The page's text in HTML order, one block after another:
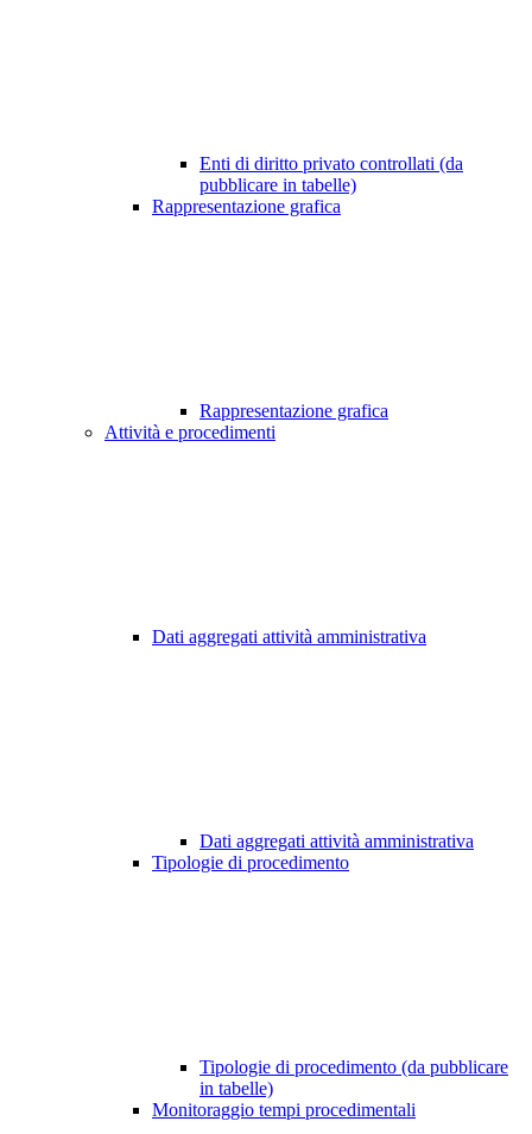
Enti di diritto privato controllati (da
pubblicare in tabelle)
Rappresentazione grafica
Rappresentazione grafica
Attività e procedimenti
Dati aggregati attività amministrativa
Dati aggregati attività amministrativa
Tipologie di procedimento
Tipologie di procedimento (da pubblicare
in tabelle)
Monitoraggio tempi procedimentali